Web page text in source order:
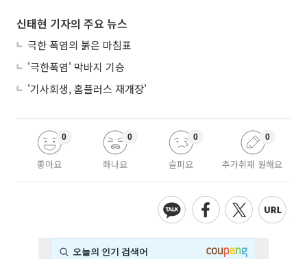
신태현 기자의 주요 뉴스
극한 폭염의 붉은 마침표
'극한폭염' 막바지 기승
'기사회생, 홈플러스 재개장'
좋아요
0
화나요
0
슬퍼요
0
추가취재 원해요
0